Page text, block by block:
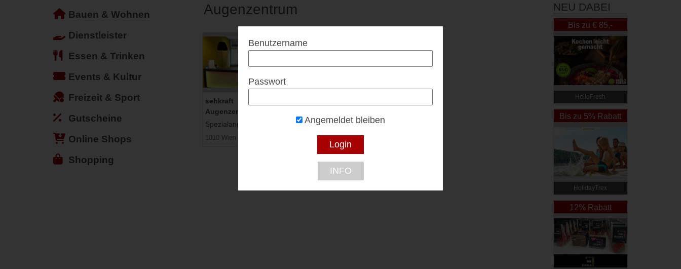
Bauen & Wohnen
Dienstleister
Essen & Trinken
Events & Kultur
Freizeit & Sport
Gutscheine
Online Shops
Shopping
Augenzentrum
sehkraft
Augenzentrum Wien
Spezialangebote...
1010 Wien
NEU DABEI
Bis zu € 85,-
Rabatt
HelloFresh
Bis zu 5% Rabatt
HolidayTrex
12% Rabatt
Benutzername
Passwort
Angemeldet bleiben
INFO